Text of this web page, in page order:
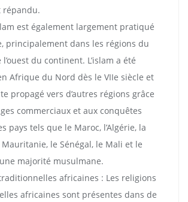
répandu.
est également largement pratiqué
principalement dans les régions du
du continent. L’islam a été
Afrique du Nord dès le VIIe siècle et
propagé vers d’autres régions grâce
commerciaux et aux conquêtes
pays tels que le Maroc, l’Algérie, la
le Sénégal, le Mali et le
majorité musulmane.
africaines : Les religions
africaines sont présentes dans de